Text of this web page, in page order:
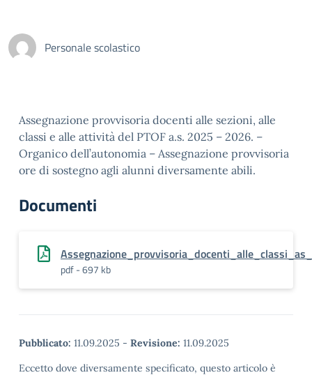
Personale scolastico
Assegnazione provvisoria docenti alle sezioni, alle
classi e alle attività del PTOF a.s. 2025 – 2026. –
Organico dell’autonomia – Assegnazione provvisoria
ore di sostegno agli alunni diversamente abili.
Documenti
pdf - 697 kb
Pubblicato: 11.09.2025 - Revisione: 11.09.2025
Eccetto dove diversamente specificato, questo articolo è